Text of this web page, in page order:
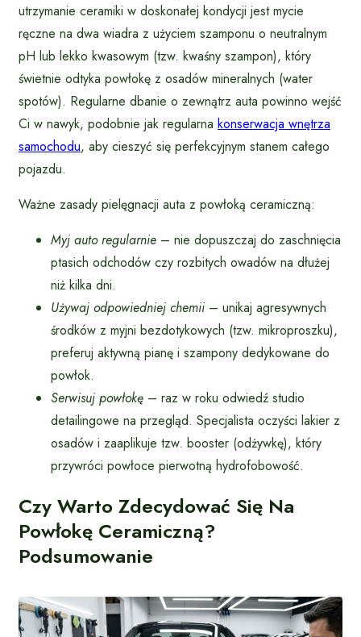
utrzymanie ceramiki w doskonałej kondycji jest mycie
ręczne na dwa wiadra z użyciem szamponu o neutralnym
pH lub lekko kwasowym (tzw. kwaśny szampon), który
świetnie odtyka powłokę z osadów mineralnych (water
spotów). Regularne dbanie o zewnątrz auta powinno wejść
Ci w nawyk, podobnie jak regularna konserwacja wnętrza
samochodu, aby cieszyć się perfekcyjnym stanem całego
pojazdu.
Ważne zasady pielęgnacji auta z powłoką ceramiczną:
Myj auto regularnie – nie dopuszczaj do zaschnięcia
ptasich odchodów czy rozbitych owadów na dłużej
niż kilka dni.
Używaj odpowiedniej chemii – unikaj agresywnych
środków z myjni bezdotykowych (tzw. mikroproszku),
preferuj aktywną pianę i szampony dedykowane do
powłok.
Serwisuj powłokę – raz w roku odwiedź studio
detailingowe na przegląd. Specjalista oczyści lakier z
osadów i zaaplikuje tzw. booster (odżywkę), który
przywróci powłoce pierwotną hydrofobowość.
Czy Warto Zdecydować Się Na
Powłokę Ceramiczną?
Podsumowanie